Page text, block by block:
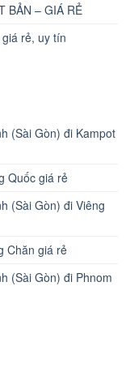
BẢN – GIÁ RẺ
rẻ, uy tín
(Sài Gòn) đi Kampot
Quốc giá rẻ
(Sài Gòn) đi Viêng
Chăn giá rẻ
(Sài Gòn) đi Phnom